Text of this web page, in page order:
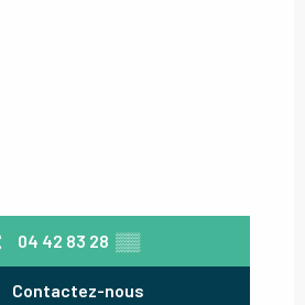
04 42 83 28 ▒▒
Contactez-nous